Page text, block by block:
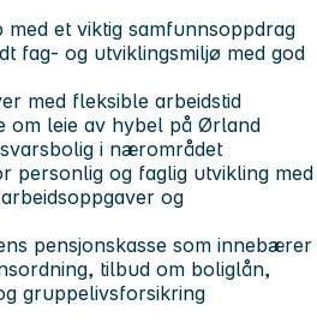
med et viktig samfunnsoppdrag
fag- og utviklingsmiljø med god
med fleksible arbeidstid
om leie av hybel på Ørland
i nærområdet
personlig og faglig utvikling med
og
pensjonskasse som innebærer
tilbud om boliglån,
gruppelivsforsikring